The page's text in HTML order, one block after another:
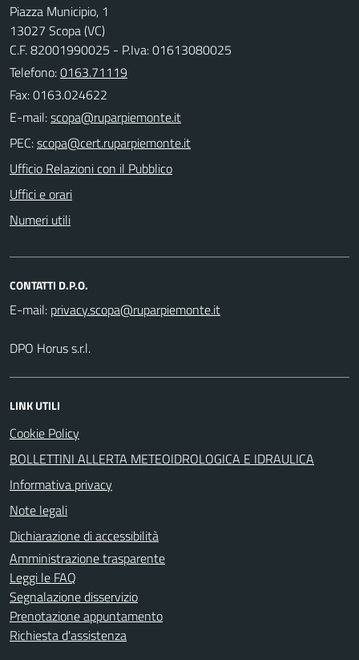
Piazza Municipio, 1
13027 Scopa (VC)
C.F. 82001990025 - P.Iva: 01613080025
Telefono:0163.71119
Fax: 0163.024622
E-mail:
PEC:
Ufficio Relazioni con il Pubblico
Uffici e orari
Numeri utili
CONTATTI D.P.O.
E-mail:
DPO Horus s.r.l.
LINK UTILI
Cookie Policy
BOLLETTINI ALLERTA METEOIDROLOGICA E IDRAULICA
Informativa privacy
Note legali
Dichiarazione di accessibilità
Amministrazione trasparente
Leggi le FAQ
Segnalazione disservizio
Prenotazione appuntamento
Richiesta d'assistenza